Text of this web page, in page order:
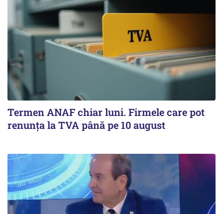
Termen ANAF chiar luni. Firmele care pot
renunța la TVA până pe 10 august